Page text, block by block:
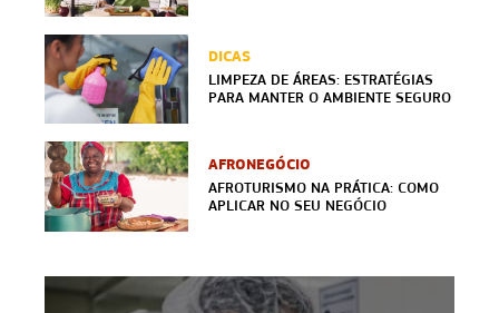
DICAS
LIMPEZA DE ÁREAS: ESTRATÉGIAS
PARA MANTER O AMBIENTE SEGURO
AFRONEGÓCIO
AFROTURISMO NA PRÁTICA: COMO
APLICAR NO SEU NEGÓCIO